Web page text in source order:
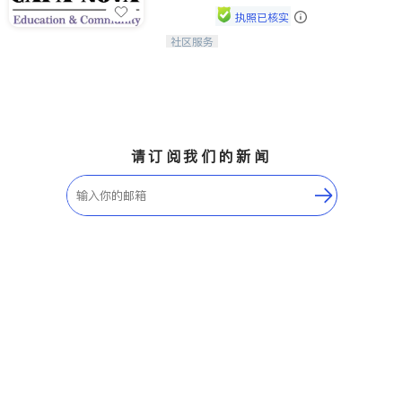
执照已核实
连接家长与社会，赋能孩子与下一代，
社区服务
请订阅我们的新闻